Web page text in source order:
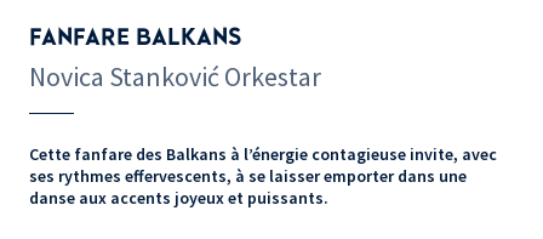
FANFARE BALKANS
Novica Stanković Orkestar
Cette fanfare des Balkans à l’énergie contagieuse invite, avec
ses rythmes effervescents, à se laisser emporter dans une
danse aux accents joyeux et puissants.